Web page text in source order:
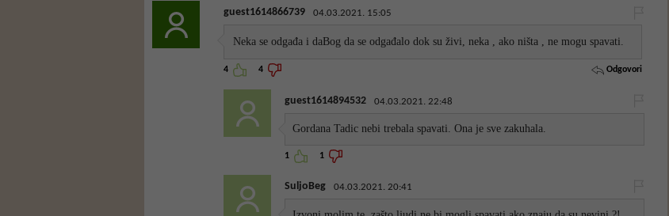
guest1614866739 04.03.2021. 15:05
Neka se odgađa i daBog da se odgađalo dok su živi, neka , ako ništa , ne mogu spavati.
4 4 Odgovori
guest1614894532 04.03.2021. 22:48
Gordana Tadic nebi trebala spavati. Ona je sve zakuhala.
1 1
SuljoBeg 04.03.2021. 20:41